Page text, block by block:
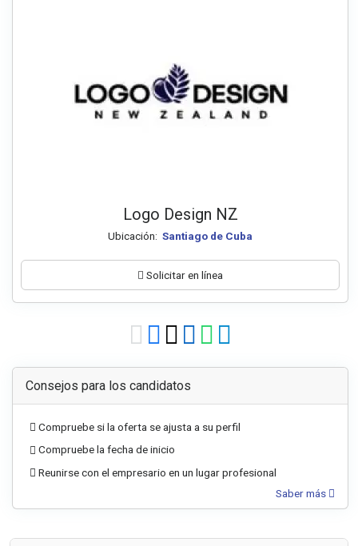
Logo Design NZ
Ubicación: Santiago de Cuba
Solicitar en línea
Consejos para los candidatos
Compruebe si la oferta se ajusta a su perfil
Compruebe la fecha de inicio
Reunirse con el empresario en un lugar profesional
Saber más